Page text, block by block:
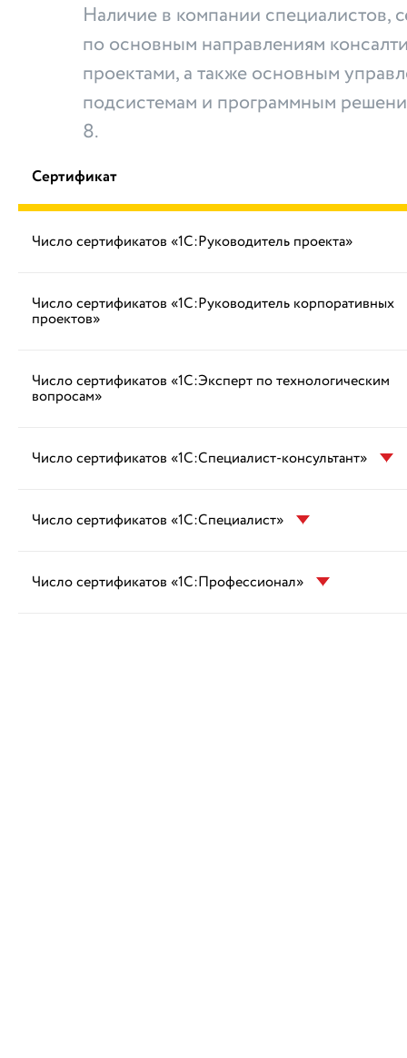
Наличие в компании специалистов,
по основным направлениям
проектами, а также основным
подсистемам и программным
8.
Сертификат
Число сертификатов «1С:Руководитель проекта»
Число сертификатов «1С:Руководитель корпоративных
проектов»
Число сертификатов «1С:Эксперт по технологическим
вопросам»
Число сертификатов «1С:Специалист-консультант»
Число сертификатов «1С:Специалист»
Число сертификатов «1С:Профессионал»